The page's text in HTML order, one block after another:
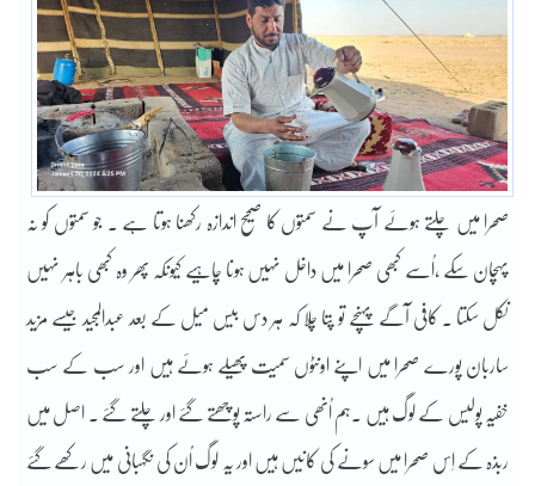
صحرا میں چلتے ہوئے آپ نے سمتوں کا صحیح اندازہ رکھنا ہوتا ہے ۔ جو سمتوں کو نہ
پہچان سکے ،اُسے کبھی صحرا میں داخل نہیں ہونا چاہیے کیونکہ پھر وہ کبھی باہر نہیں
نکل سکتا ۔ کافی آگے پہنچے تو پتا چلا کہ ہر دس بیس میل کے بعد عبدالمجید جیسے مزید
ساربان پورے صحرا میں اپنے اونٹوں سمیت پھیلے ہوئے ہیں اور سب کے سب
خفیہ پولیس کے لوگ ہیں ۔ہم اُنھی سے راستہ پوچھتے گئے اور چلتے گئے ۔ اصل میں
ربذہ کے اِس صحرا میں سونے کی کانیں ہیں اور یہ لوگ اُن کی نگہبانی میں رکھے گئے